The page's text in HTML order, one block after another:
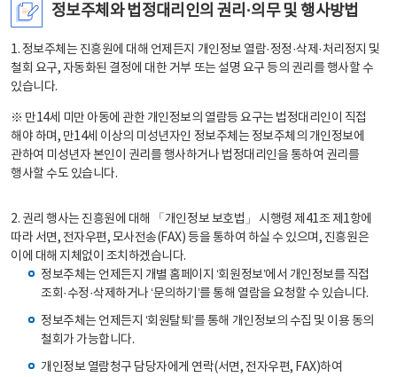
정보주체와 법정대리인의 권리·의무 및 행사방법
1. 정보주체는 진흥원에 대해 언제든지 개인정보 열람·정정·삭제·처리정지 및
철회 요구, 자동화된 결정에 대한 거부 또는 설명 요구 등의 권리를 행사할 수
있습니다.
※ 만14세 미만 아동에 관한 개인정보의 열람등 요구는 법정대리인이 직접
해야 하며, 만14세 이상의 미성년자인 정보주체는 정보주체의 개인정보에
관하여 미성년자 본인이 권리를 행사하거나 법정대리인을 통하여 권리를
행사할 수도 있습니다.
2. 권리 행사는 진흥원에 대해 「개인정보 보호법」 시행령 제41조 제1항에
따라 서면, 전자우편, 모사전송(FAX) 등을 통하여 하실 수 있으며, 진흥원은
이에 대해 지체없이 조치하겠습니다.
정보주체는 언제든지 개별 홈페이지 ‘회원정보’에서 개인정보를 직접
조회·수정·삭제하거나 ‘문의하기’를 통해 열람을 요청할 수 있습니다.
정보주체는 언제든지 ‘회원탈퇴’를 통해 개인정보의 수집 및 이용 동의
철회가 가능합니다.
개인정보 열람청구 담당자에게 연락(서면, 전자우편, FAX)하여